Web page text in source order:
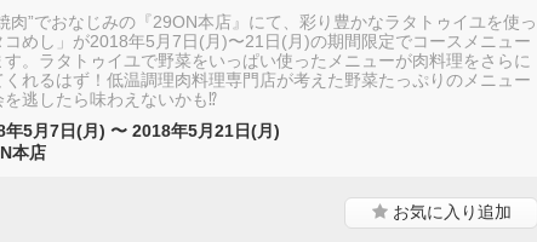
肉”でおなじみの『29ON本店』にて、彩り豊かなラタトゥイユを使っ
コめし」が2018年5月7日(月)〜21日(月)の期間限定でコースメニュー
す。ラタトゥイユで野菜をいっぱい使ったメニューが肉料理をさらに
くれるはず！低温調理肉料理専門店が考えた野菜たっぷりのメニュー
を逃したら味わえないかも⁉︎
年5月7日(月) 〜 2018年5月21日(月)
本店
お気に入り追加